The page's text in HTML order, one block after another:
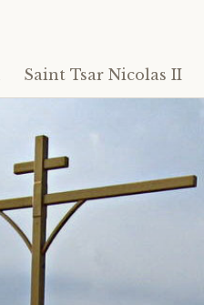
Saint Tsar Nicolas II